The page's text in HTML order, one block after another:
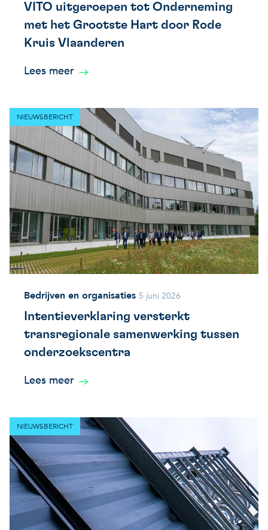
VITO uitgeroepen tot Onderneming
met het Grootste Hart door Rode
Kruis Vlaanderen
Lees meer
NIEUWSBERICHT
Bedrijven en organisaties 5 juni 2026
Intentieverklaring versterkt
transregionale samenwerking tussen
onderzoekscentra
Lees meer
NIEUWSBERICHT